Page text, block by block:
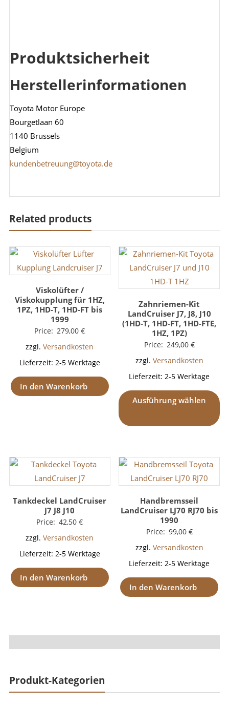
Produktsicherheit
Herstellerinformationen
Toyota Motor Europe
Bourgetlaan 60
1140 Brussels
Belgium
kundenbetreuung@toyota.de
Related products
Viskolüfter /
Viskokupplung für 1HZ,
1PZ, 1HD-T, 1HD-FT bis
1999
Price: 279,00€
zzgl.Versandkosten
Lieferzeit: 2-5 Werktage
In den Warenkorb
Zahnriemen-Kit
LandCruiser J7, J8, J10
(1HD-T, 1HD-FT, 1HD-FTE,
1HZ, 1PZ)
Price: 249,00 €
zzgl. Versandkosten
Lieferzeit:2-5 Werktage
Ausführung wählen
Tankdeckel LandCruiser
J7 J8 J10
Price: 42,50€
zzgl.Versandkosten
Lieferzeit: 2-5 Werktage
In den Warenkorb
Handbremsseil
LandCruiser LJ70 RJ70 bis
1990
Price: 99,00 €
zzgl. Versandkosten
Lieferzeit:2-5 Werktage
In den Warenkorb
Produkt-Kategorien